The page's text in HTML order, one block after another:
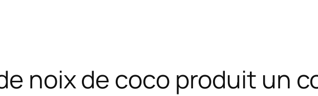
noix de coco produit un